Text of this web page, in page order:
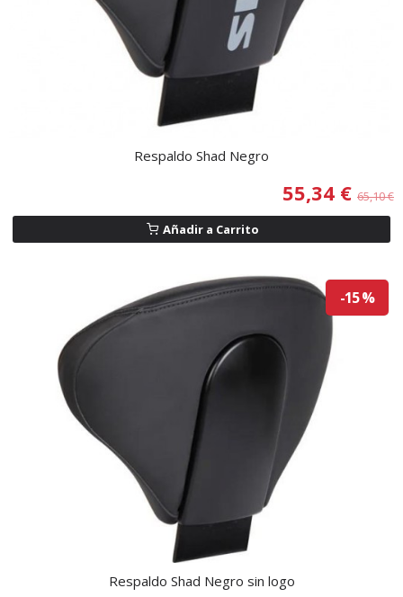
Respaldo Shad Negro
55,34 € 65,10 €
Añadir a Carrito
-15 %
Respaldo Shad Negro sin logo